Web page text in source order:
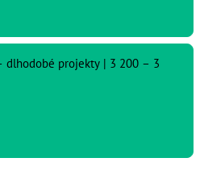
dlhodobé projekty | 3 200 – 3